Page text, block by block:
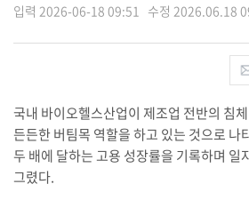
입력 2026-06-18 09:51 수정 2026.06.18
국내 바이오헬스산업이 제조업 전반의 침
든든한 버팀목 역할을 하고 있는 것으로 나
두 배에 달하는 고용 성장률을 기록하며 일
그렸다.